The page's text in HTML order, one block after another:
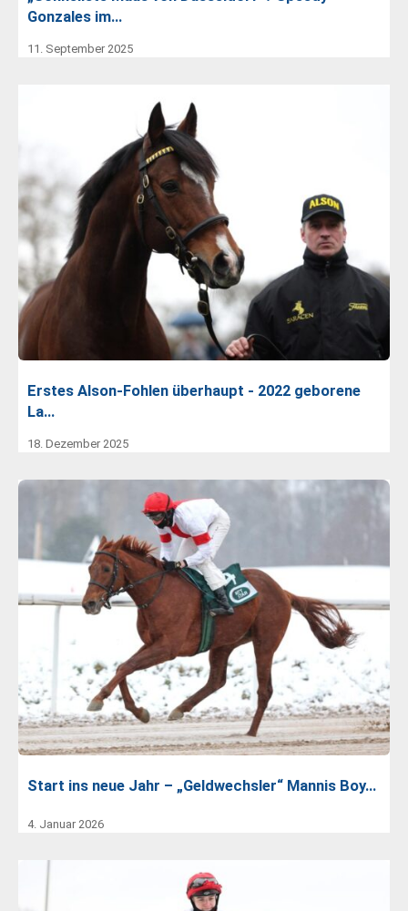
Gonzales im…
11. September 2025
Erstes Alson-Fohlen überhaupt - 2022 geborene
La…
18. Dezember 2025
Start ins neue Jahr – „Geldwechsler“ Mannis Boy…
4. Januar 2026